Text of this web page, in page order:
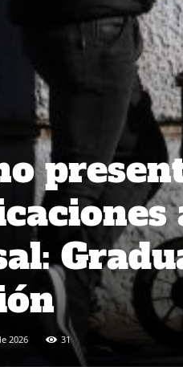
2026 31